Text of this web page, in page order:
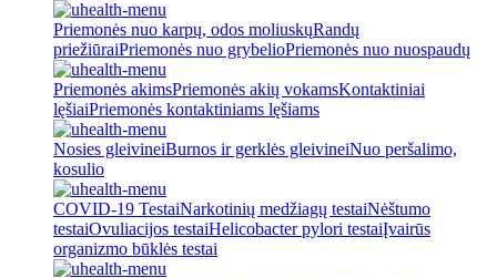
Priemonės nuo karpų, odos moliuskųRandų
priežiūraiPriemonės nuo grybelioPriemonės nuo nuospaudų
Priemonės akimsPriemonės akių vokamsKontaktiniai
lęšiaiPriemonės kontaktiniams lęšiams
Nosies gleivineiBurnos ir gerklės gleivineiNuo peršalimo,
kosulio
COVID-19 TestaiNarkotinių medžiagų testaiNėštumo
testaiOvuliacijos testaiHelicobacter pylori testaiĮvairūs
organizmo būklės testai